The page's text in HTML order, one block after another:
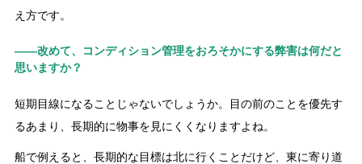
え方です。
――改めて、コンディション管理をおろそかにする弊害は何だと
思いますか？
短期目線になることじゃないでしょうか。目の前のことを優先す
るあまり、長期的に物事を見にくくなりますよね。
船で例えると、長期的な目標は北に行くことだけど、東に寄り道